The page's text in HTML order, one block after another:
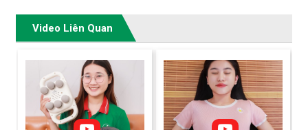
Video Liên Quan